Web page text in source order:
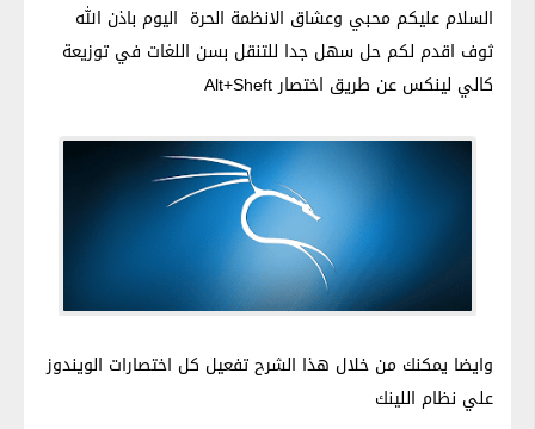
السلام عليكم محبي وعشاق الانظمة الحرة اليوم باذن الله
ثوف اقدم لكم حل سهل جدا للتنقل بسن اللغات في توزيعة
كالي لينكس عن طريق اختصار Alt+Sheft
وايضا يمكنك من خلال هذا الشرح تفعيل كل اختصارات الويندوز
علي نظام اللينك